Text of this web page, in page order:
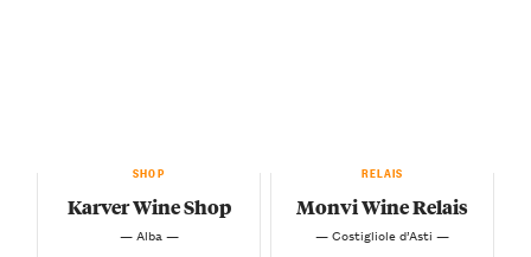
SHOP
Karver Wine Shop
— Alba —
RELAIS
Monvi Wine Relais
— Costigliole d’Asti —